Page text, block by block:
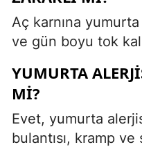
Aç karnına
ve gün boyu tok
YUMURTA
MI?
Evet, yumurta
bulantısı, kramp